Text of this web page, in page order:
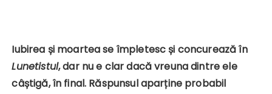
Iubirea și moartea se împletesc și concurează în
Lunetistul, dar nu e clar dacă vreuna dintre ele
câștigă, în final. Răspunsul aparține probabil